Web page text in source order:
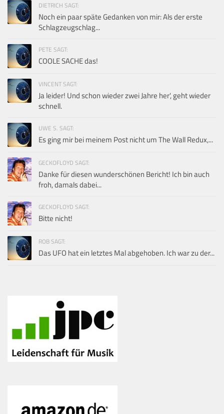
DIETRICH SAGT:
Noch ein paar späte Gedanken von mir: Als der erste
Schlagzeugschlag...
PETE SAGT:
COOLE SACHE das!
VINCENT SAGT:
Ja leider! Und schon wieder zwei Jahre her', geht wieder
schnell.
UWE S. SAGT:
Es ging mir bei meinem Post nicht um The Wall Redux,...
GECKOFLOYD SAGT:
Danke für diesen wunderschönen Bericht! Ich bin auch
froh, damals dabei...
GECKOFLOYD SAGT:
Bitte nicht!
ROB SAGT:
Das UFO hat ein letztes Mal abgehoben. Ich war zu der...